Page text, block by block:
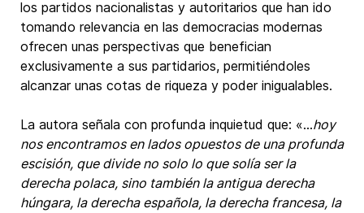
los partidos nacionalistas y autoritarios que han ido
tomando relevancia en las democracias modernas
ofrecen unas perspectivas que benefician
exclusivamente a sus partidarios, permitiéndoles
alcanzar unas cotas de riqueza y poder inigualables.
La autora señala con profunda inquietud que: «...hoy
nos encontramos en lados opuestos de una profunda
escisión, que divide no solo lo que solía ser la
derecha polaca, sino también la antigua derecha
húngara, la derecha española, la derecha francesa, la